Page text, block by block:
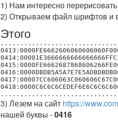
1) Нам интересно
2) Открываем файл шрифтов и
Этого
3) Лезем на сайт https://
нашей буквы -0416